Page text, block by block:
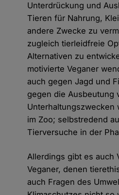
Unterdrückung und
Tieren für Nahrung,
andere Zwecke zu
zugleich tierleidfreie
Alternativen zu
motivierte Veganer
auch gegen Jagd und
gegen die Ausbeutung
Unterhaltungszwecken
im Zoo; selbstredend
Tierversuche in der
Allerdings gibt es auch
Veganer, denen
auch Fragen des